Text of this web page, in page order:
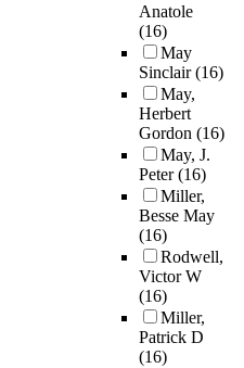
Anatole
(16)
May
Sinclair(16)
May,
Herbert
Gordon (16)
May, J.
Peter(16)
Miller,
Besse May
(16)
Rodwell,
Victor W
(16)
Miller,
Patrick D
(16)